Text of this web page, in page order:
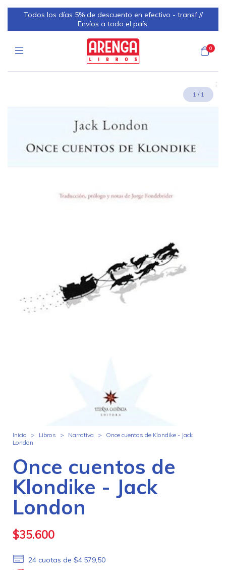
Todos los días 5% de descuento en efectivo - transf //
Envíos a todo el país.
0
1 / 1
Inicio > Libros > Narrativa >
Once cuentos de Klondike - Jack
London
Once cuentos de
Klondike - Jack
London
$35.600
24 cuotas de$4.579,50